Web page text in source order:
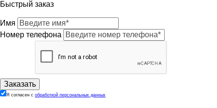
Быстрый заказ
Имя
Номер телефона
Я согласен с обработкой персональных данных